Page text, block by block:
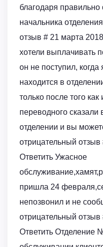
благодаря
начальника
отзыв # 21 марта
хотели выплачивать
он не поступил,
находится в
только после того
переводного
отделении и вы
отрицательный
Ответить Ужасное
пришла 24
непозвонил и не
отрицательный
Ответить Отделение